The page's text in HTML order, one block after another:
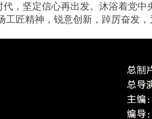
代 ，坚定信心再出发。沐浴着党
工匠精神 ，锐意创新，踔厉奋发